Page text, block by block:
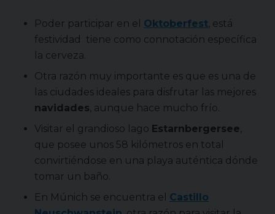
Poder participar en el Oktoberfest, está
festividad tiene como connotación específica
la cerveza.
Otra razón muy importante es que es una de
las ciudades ideales para disfrutar las mejores
navidades, aunque hace mucho frío.
Visitar el grandioso lago Estarnbergersee,
que posee unos 58 kilómetros en total
convirtiéndose en una playa auténtica dónde
tomar un baño.
En Múnich se encuentra el Castillo